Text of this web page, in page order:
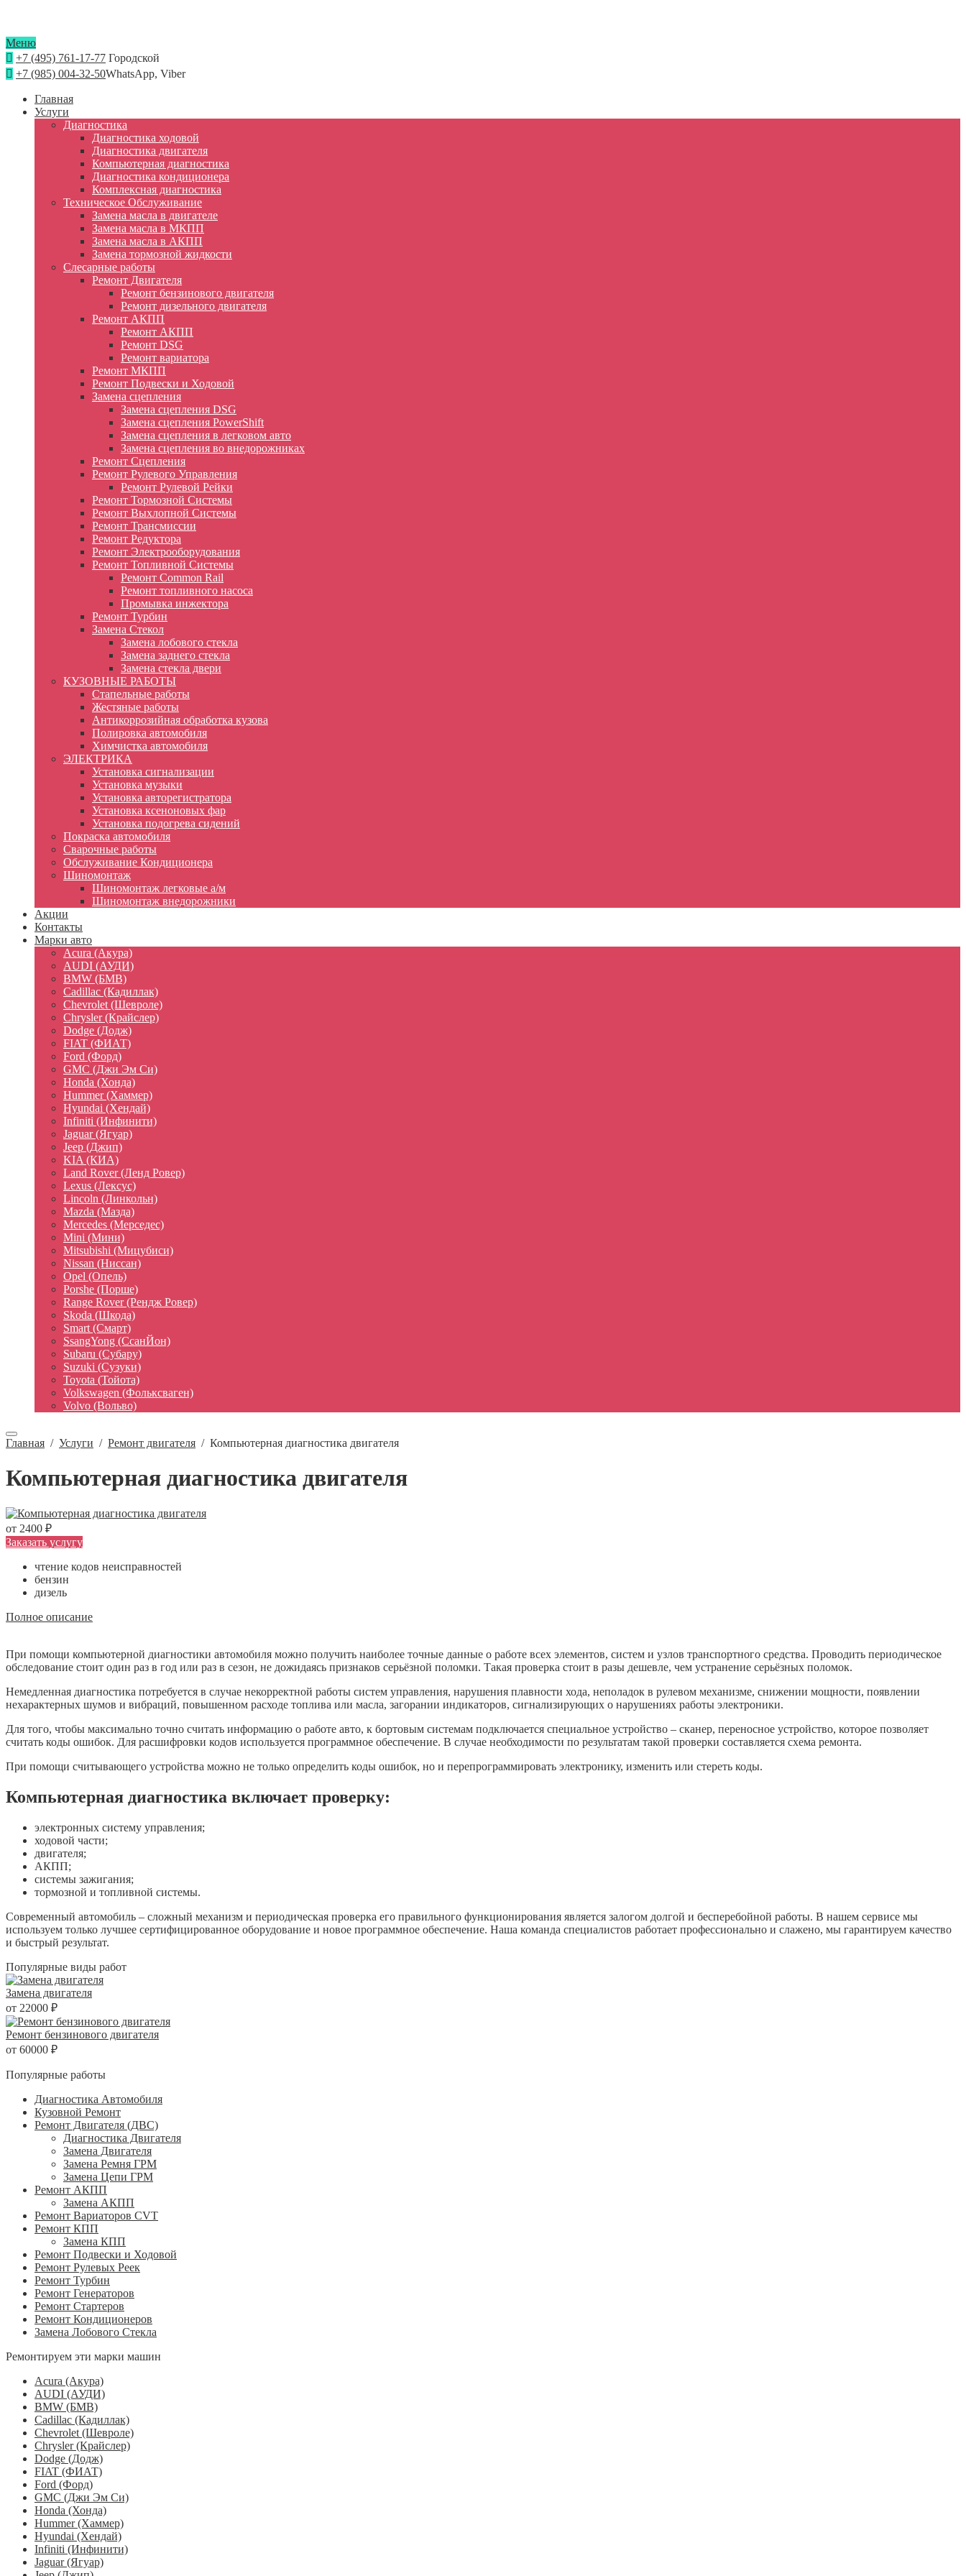
Меню
+7 (495) 761-17-77 Городской
+7 (985) 004-32-50WhatsApp, Viber
Главная
Услуги
Диагностика
Диагностика ходовой
Диагностика двигателя
Компьютерная диагностика
Диагностика кондиционера
Комплексная диагностика
Техническое Обслуживание
Замена масла в двигателе
Замена масла в МКПП
Замена масла в АКПП
Замена тормозной жидкости
Слесарные работы
Ремонт Двигателя
Ремонт бензинового двигателя
Ремонт дизельного двигателя
Ремонт АКПП
Ремонт АКПП
Ремонт DSG
Ремонт вариатора
Ремонт МКПП
Ремонт Подвески и Ходовой
Замена сцепления
Замена сцепления DSG
Замена сцепления PowerShift
Замена сцепления в легковом авто
Замена сцепления во внедорожниках
Ремонт Сцепления
Ремонт Рулевого Управления
Ремонт Рулевой Рейки
Ремонт Тормозной Системы
Ремонт Выхлопной Системы
Ремонт Трансмиссии
Ремонт Редуктора
Ремонт Электрооборудования
Ремонт Топливной Системы
Ремонт Common Rail
Ремонт топливного насоса
Промывка инжектора
Ремонт Турбин
Замена Стекол
Замена лобового стекла
Замена заднего стекла
Замена стекла двери
КУЗОВНЫЕ РАБОТЫ
Стапельные работы
Жестяные работы
Антикоррозийная обработка кузова
Полировка автомобиля
Химчистка автомобиля
ЭЛЕКТРИКА
Установка сигнализации
Установка музыки
Установка авторегистратора
Установка ксеноновых фар
Установка подогрева сидений
Покраска автомобиля
Сварочные работы
Обслуживание Кондиционера
Шиномонтаж
Шиномонтаж легковые а/м
Шиномонтаж внедорожники
Акции
Контакты
Марки авто
Acura (Акура)
AUDI (АУДИ)
BMW (БМВ)
Cadillac (Кадиллак)
Chevrolet (Шевроле)
Chrysler (Крайслер)
Dodge (Додж)
FIAT (ФИАТ)
Ford (Форд)
GMC (Джи Эм Си)
Honda (Хонда)
Hummer (Хаммер)
Hyundai (Хендай)
Infiniti (Инфинити)
Jaguar (Ягуар)
Jeep (Джип)
KIA (КИА)
Land Rover (Ленд Ровер)
Lexus (Лексус)
Lincoln (Линкольн)
Mazda (Мазда)
Mercedes (Мерседес)
Mini (Мини)
Mitsubishi (Мицубиси)
Nissan (Ниссан)
Opel (Опель)
Porshe (Порше)
Range Rover (Рендж Ровер)
Skoda (Шкода)
Smart (Смарт)
SsangYong (СсанЙон)
Subaru (Субару)
Suzuki (Сузуки)
Toyota (Тойота)
Volkswagen (Фольксваген)
Volvo (Вольво)
Главная / Услуги / Ремонт двигателя / Компьютерная диагностика двигателя
Компьютерная диагностика двигателя
от 2400 ₽
Заказать услугу
чтение кодов неисправностей
бензин
дизель
Полное описание
При помощи компьютерной диагностики автомобиля можно получить наиболее точные данные о работе всех элементов, систем и узлов транспортного средства. Проводить периодическое
обследование стоит один раз в год или раз в сезон, не дожидаясь признаков серьёзной поломки. Такая проверка стоит в разы дешевле, чем устранение серьёзных поломок.
Немедленная диагностика потребуется в случае некорректной работы систем управления, нарушения плавности хода, неполадок в рулевом механизме, снижении мощности, появлении
нехарактерных шумов и вибраций, повышенном расходе топлива или масла, загорании индикаторов, сигнализирующих о нарушениях работы электроники.
Для того, чтобы максимально точно считать информацию о работе авто, к бортовым системам подключается специальное устройство – сканер, переносное устройство, которое позволяет
считать коды ошибок. Для расшифровки кодов используется программное обеспечение. В случае необходимости по результатам такой проверки составляется схема ремонта.
При помощи считывающего устройства можно не только определить коды ошибок, но и перепрограммировать электронику, изменить или стереть коды.
Компьютерная диагностика включает проверку:
электронных систему управления;
ходовой части;
двигателя;
АКПП;
системы зажигания;
тормозной и топливной системы.
Современный автомобиль – сложный механизм и периодическая проверка его правильного функционирования является залогом долгой и бесперебойной работы. В нашем сервисе мы
используем только лучшее сертифицированное оборудование и новое программное обеспечение. Наша команда специалистов работает профессионально и слажено, мы гарантируем качество
и быстрый результат.
Популярные виды работ
Замена двигателя
от 22000 ₽
Ремонт бензинового двигателя
от 60000 ₽
Популярные работы
Диагностика Автомобиля
Кузовной Ремонт
Ремонт Двигателя (ДВС)
Диагностика Двигателя
Замена Двигателя
Замена Ремня ГРМ
Замена Цепи ГРМ
Ремонт АКПП
Замена АКПП
Ремонт Вариаторов CVT
Ремонт КПП
Замена КПП
Ремонт Подвески и Ходовой
Ремонт Рулевых Реек
Ремонт Турбин
Ремонт Генераторов
Ремонт Стартеров
Ремонт Кондиционеров
Замена Лобового Стекла
Ремонтируем эти марки машин
Acura (Акура)
AUDI (АУДИ)
BMW (БМВ)
Cadillac (Кадиллак)
Chevrolet (Шевроле)
Chrysler (Крайслер)
Dodge (Додж)
FIAT (ФИАТ)
Ford (Форд)
GMC (Джи Эм Си)
Honda (Хонда)
Hummer (Хаммер)
Hyundai (Хендай)
Infiniti (Инфинити)
Jaguar (Ягуар)